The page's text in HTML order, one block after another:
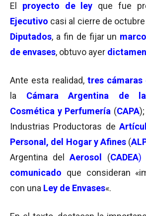
El proyecto de ley que fue
Ejecutivo casi al cierre de
Diputados, a fin de fijar un
de envases, obtuvo ayer
Ante esta realidad, tres cámaras
la Cámara Argentina de
Cosmética y Perfumería (CAPA
Industrias Productoras de
Personal, del Hogar y Afines (
Argentina delAerosol (CADEA)
comunicado que consideran
con una Ley de Envases«.